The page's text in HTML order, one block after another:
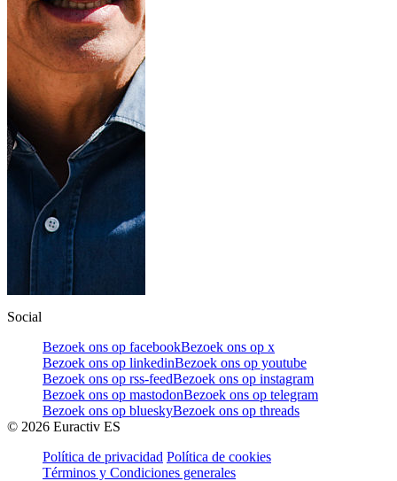
Social
Bezoek ons op facebookBezoek ons op x
Bezoek ons op linkedinBezoek ons op youtube
Bezoek ons op rss-feedBezoek ons op instagram
Bezoek ons op mastodonBezoek ons op telegram
Bezoek ons op blueskyBezoek ons op threads
© 2026 Euractiv ES
Política de privacidad Política de cookies
Términos y Condiciones generales